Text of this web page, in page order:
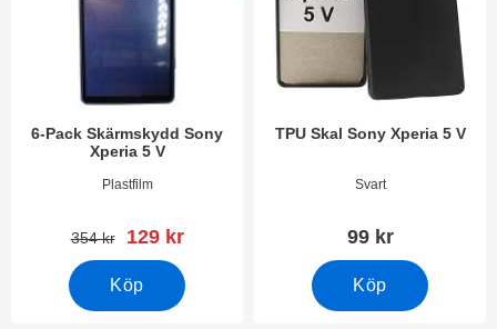
6-Pack Skärmskydd Sony
Xperia 5 V
Art. nr 49324Plastfilm
tidigare pris
354 kr rea pris
129 kr
Köp
TPU Skal Sony Xperia 5 V
Art. nr 49330Svart
99 kr
Köp